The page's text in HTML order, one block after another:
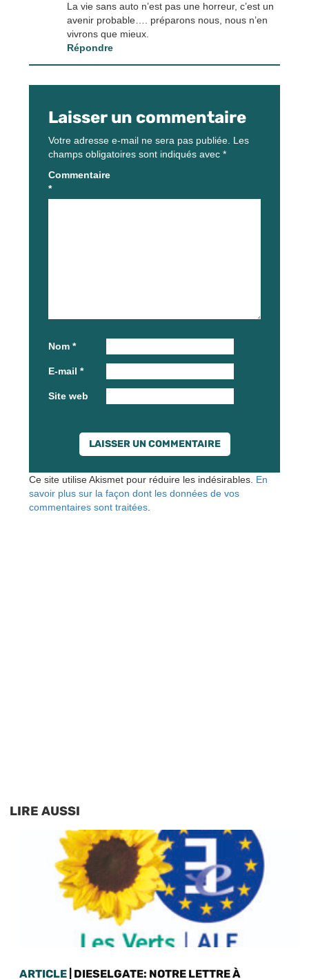
La vie sans auto n’est pas une horreur, c’est un
avenir probable…. préparons nous, nous n’en
vivrons que mieux.
Répondre
Laisser un commentaire
Votre adresse e-mail ne sera pas publiée. Les
champs obligatoires sont indiqués avec *
Commentaire
*
Nom *
E-mail *
Site web
Ce site utilise Akismet pour réduire les indésirables. En
savoir plus sur la façon dont les données de vos
commentaires sont traitées
LIRE AUSSI
ARTICLE | DIESELGATE: NOTRE LETTRE À